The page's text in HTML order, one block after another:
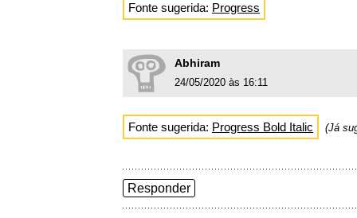
Fonte sugerida: Progress
Abhiram
24/05/2020 às 16:11
Fonte sugerida: Progress Bold Italic (Já
Responder